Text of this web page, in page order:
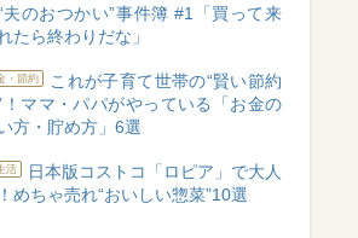
夫のおつかい”事件簿 #1「買って来
たら終わりだな」
・節約
これが子育て世帯の“賢い節約
！ママ・パパがやっている「お金の
方・貯め方」6選
活
日本版コストコ「ロピア」で大人
めちゃ売れ“おいしい惣菜”10選